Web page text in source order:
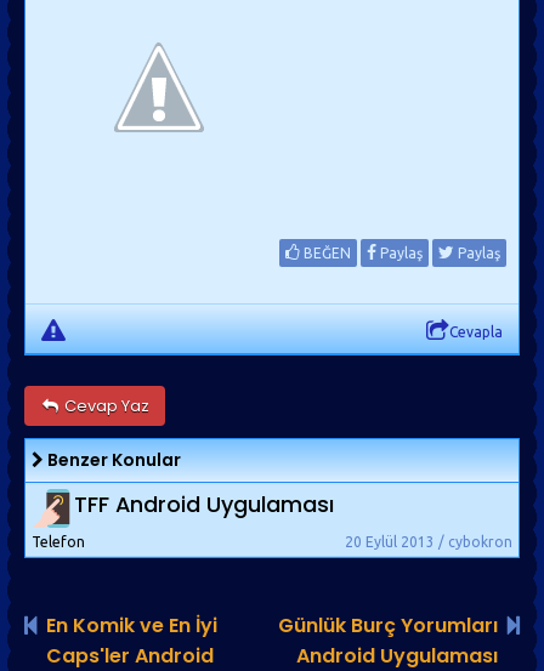
BEĞEN Paylaş Paylaş
Cevapla
Cevap Yaz
Benzer Konular
TFF Android Uygulaması
20 Eylül 2013 / cybokron
Telefon
En Komik ve En İyi
Caps'ler Android
Günlük Burç Yorumları
Android Uygulaması